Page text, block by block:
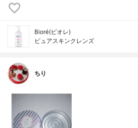
Bioré(ビオレ)
ピュアスキンクレンズ
ちり